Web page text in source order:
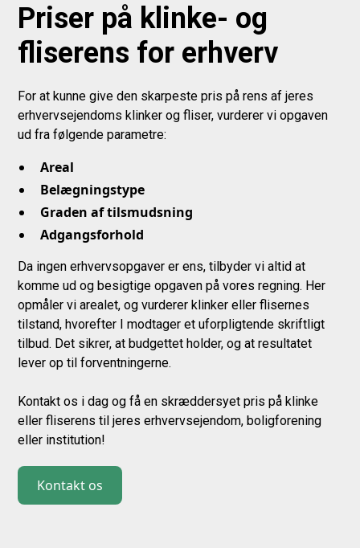
Priser på klinke- og
fliserens for erhverv
For at kunne give den skarpeste pris på rens af jeres
erhvervsejendoms klinker og fliser, vurderer vi opgaven
ud fra følgende parametre:
Areal
Belægningstype
Graden af tilsmudsning
Adgangsforhold
Da ingen erhvervsopgaver er ens, tilbyder vi altid at
komme ud og besigtige opgaven på vores regning. Her
opmåler vi arealet, og vurderer klinker eller flisernes
tilstand, hvorefter I modtager et uforpligtende skriftligt
tilbud. Det sikrer, at budgettet holder, og at resultatet
lever op til forventningerne.
Kontakt os i dag og få en skræddersyet pris på klinke
eller fliserens til jeres erhvervsejendom, boligforening
eller institution!
Kontakt os